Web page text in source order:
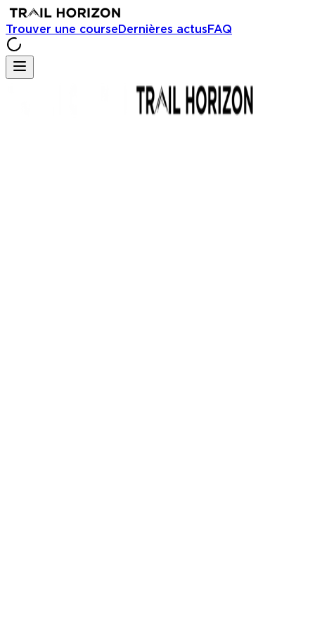
Trouver une courseDernières actusFAQ